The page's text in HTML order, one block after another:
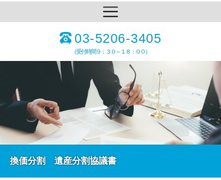
03-5206-3405
（受付時間９：３０～１８：００）
換価分割 遺産分割協議書